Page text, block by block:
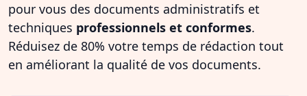
pour vous des documents administratifs et
techniques professionnels et conformes.
Réduisez de 80% votre temps de rédaction tout
en améliorant la qualité de vos documents.